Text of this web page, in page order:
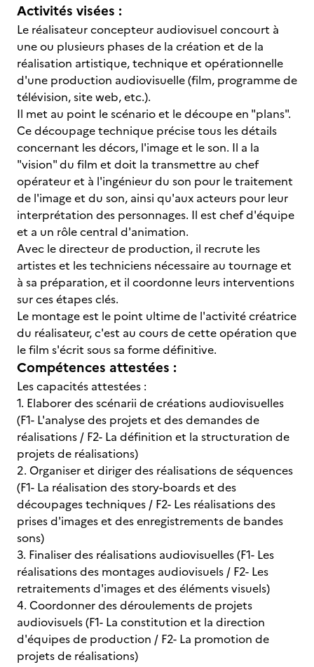
Activités visées :
Le réalisateur concepteur audiovisuel concourt à
une ou plusieurs phases de la création et de la
réalisation artistique, technique et opérationnelle
d'une production audiovisuelle (film, programme de
télévision, site web, etc.).
Il met au point le scénario et le découpe en "plans".
Ce découpage technique précise tous les détails
concernant les décors, l'image et le son. Il a la
"vision" du film et doit la transmettre au chef
opérateur et à l'ingénieur du son pour le traitement
de l'image et du son, ainsi qu'aux acteurs pour leur
interprétation des personnages. Il est chef d'équipe
et a un rôle central d'animation.
Avec le directeur de production, il recrute les
artistes et les techniciens nécessaire au tournage et
à sa préparation, et il coordonne leurs interventions
sur ces étapes clés.
Le montage est le point ultime de l'activité créatrice
du réalisateur, c'est au cours de cette opération que
le film s'écrit sous sa forme définitive.
Compétences attestées :
Les capacités attestées :
1. Elaborer des scénarii de créations audiovisuelles
(F1- L'analyse des projets et des demandes de
réalisations / F2- La définition et la structuration de
projets de réalisations)
2. Organiser et diriger des réalisations de séquences
(F1- La réalisation des story-boards et des
découpages techniques / F2- Les réalisations des
prises d'images et des enregistrements de bandes
sons)
3. Finaliser des réalisations audiovisuelles (F1- Les
réalisations des montages audiovisuels / F2- Les
retraitements d'images et des éléments visuels)
4. Coordonner des déroulements de projets
audiovisuels (F1- La constitution et la direction
d'équipes de production / F2- La promotion de
projets de réalisations)